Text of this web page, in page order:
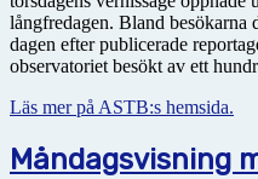
långfredagen. Bland besökarna
dagen efter publicerade
observatoriet besökt av ett
Läs mer på ASTB:s hemsida.
Måndagsvisning